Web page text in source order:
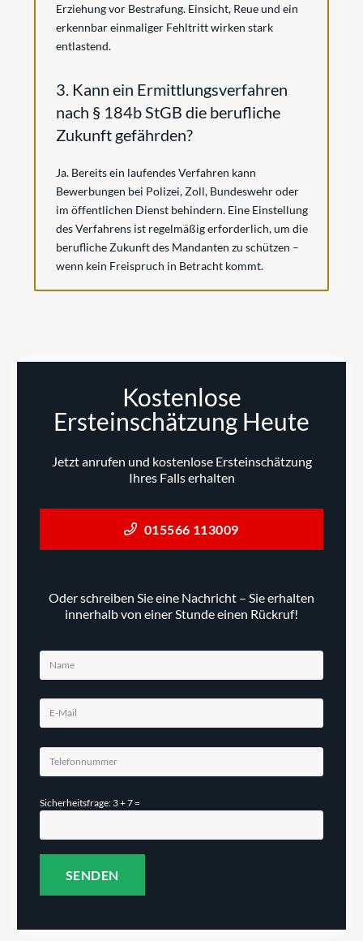
Erziehung vor Bestrafung. Einsicht, Reue und ein
erkennbar einmaliger Fehltritt wirken stark
entlastend.
3. Kann ein Ermittlungsverfahren
nach § 184b StGB die berufliche
Zukunft gefährden?
Ja. Bereits ein laufendes Verfahren kann
Bewerbungen bei Polizei, Zoll, Bundeswehr oder
im öffentlichen Dienst behindern. Eine Einstellung
des Verfahrens ist regelmäßig erforderlich, um die
berufliche Zukunft des Mandanten zu schützen –
wenn kein Freispruch in Betracht kommt.
Kostenlose
Ersteinschätzung Heute
Jetzt anrufen und kostenlose Ersteinschätzung
Ihres Falls erhalten
015566 113009
Oder schreiben Sie eine Nachricht – Sie erhalten
innerhalb von einer Stunde einen Rückruf!
Sicherheitsfrage: 3 + 7 =